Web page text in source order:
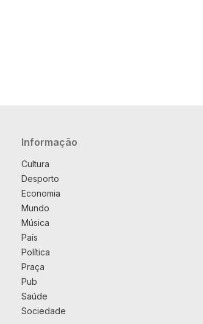
Navegação principal
Informação
Cultura
Desporto
Economia
Mundo
Música
País
Política
Praça
Pub
Saúde
Sociedade